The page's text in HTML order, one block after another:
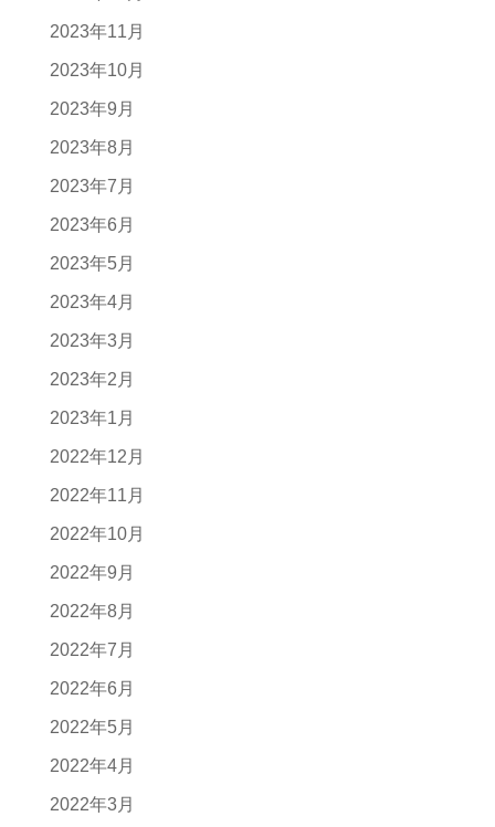
2023年11月
2023年10月
2023年9月
2023年8月
2023年7月
2023年6月
2023年5月
2023年4月
2023年3月
2023年2月
2023年1月
2022年12月
2022年11月
2022年10月
2022年9月
2022年8月
2022年7月
2022年6月
2022年5月
2022年4月
2022年3月